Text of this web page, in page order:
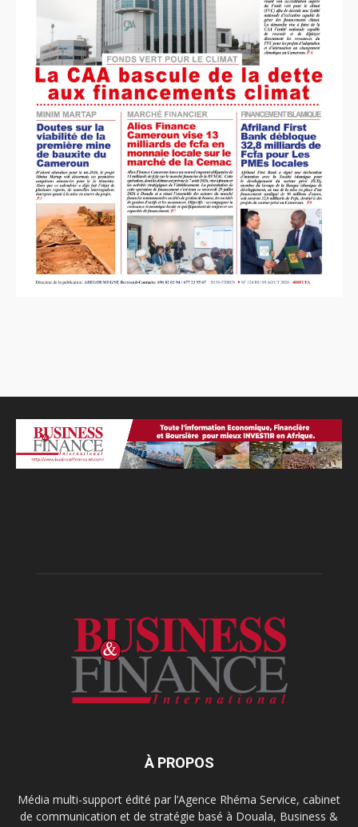
À PROPOS
Média multi-support édité par l’Agence Rhéma Service, cabinet
de communication et de stratégie basé à Douala, Business &